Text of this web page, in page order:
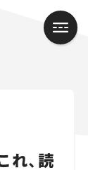
れ、読